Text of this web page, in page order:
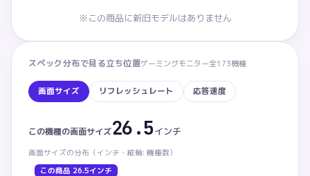
※この商品に新旧モデルはありません
スペック分布で見る立ち位置ゲーミングモニター全173機種
画面サイズ リフレッシュレート 応答速度
画面サイズ：この商品 26.5インチ。カテゴリ内 下か
この機種の画面サイズ26.5インチ
画面サイズの分布（ インチ・ 縦軸: 機種数）
この商品 26.5インチ